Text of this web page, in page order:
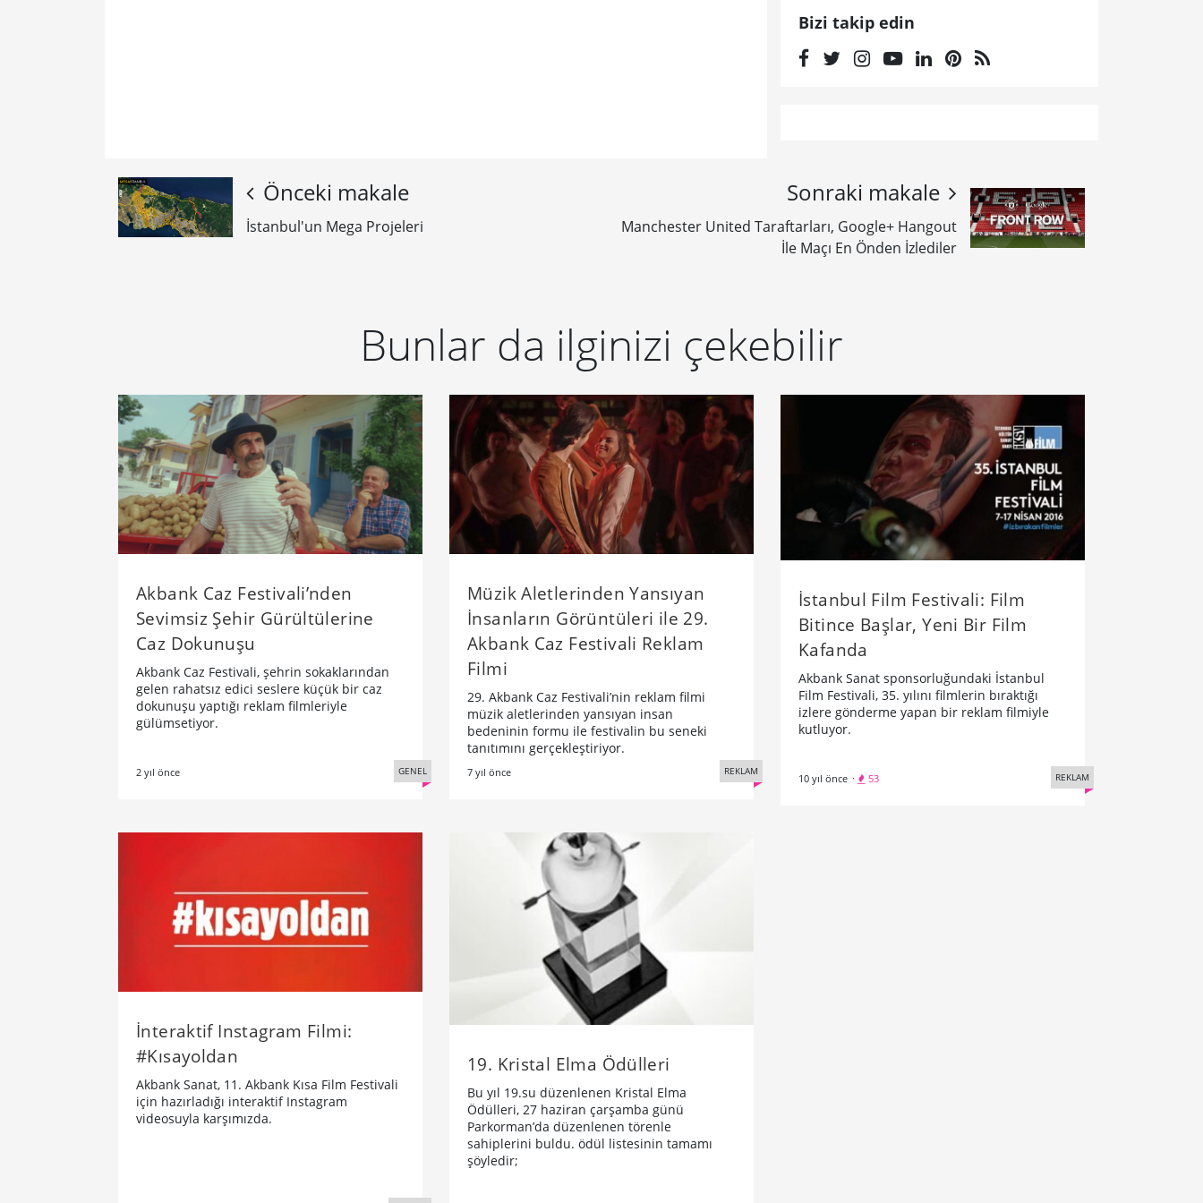
Bizi takip edin
Önceki makale
İstanbul'un Mega Projeleri
Sonraki makale
Manchester United Taraftarları, Google+ Hangout
İle Maçı En Önden İzlediler
Bunlar da ilginizi çekebilir
Akbank Caz Festivali’nden
Sevimsiz Şehir Gürültülerine
Caz Dokunuşu
Akbank Caz Festivali, şehrin sokaklarından
gelen rahatsız edici seslere küçük bir caz
dokunuşu yaptığı reklam filmleriyle
gülümsetiyor.
2 yıl önce GENEL
Müzik Aletlerinden Yansıyan
İnsanların Görüntüleri ile 29.
Akbank Caz Festivali Reklam
Filmi
29. Akbank Caz Festivali’nin reklam filmi
müzik aletlerinden yansıyan insan
bedeninin formu ile festivalin bu seneki
tanıtımını gerçekleştiriyor.
7 yıl önce REKLAM
İstanbul Film Festivali: Film
Bitince Başlar, Yeni Bir Film
Kafanda
Akbank Sanat sponsorluğundaki İstanbul
Film Festivali, 35. yılını filmlerin bıraktığı
izlere gönderme yapan bir reklam filmiyle
kutluyor.
10 yıl önce · 53 REKLAM
İnteraktif Instagram Filmi:
#Kısayoldan
Akbank Sanat, 11. Akbank Kısa Film Festivali
için hazırladığı interaktif Instagram
videosuyla karşımızda.
19. Kristal Elma Ödülleri
Bu yıl 19.su düzenlenen Kristal Elma
Ödülleri, 27 haziran çarşamba günü
Parkorman’da düzenlenen törenle
sahiplerini buldu. ödül listesinin tamamı
şöyledir;